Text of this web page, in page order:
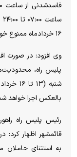
۱۶ خردادماه ممنوع خواهد بود.
وی افزود: در صورت
پلیس راه،
شنبه
بالعکس اجرا خواهد
رئیس پلیس راه
قائمشهر اظهار کرد: